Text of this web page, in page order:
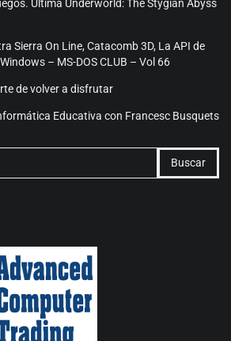
Ultima Underworld: The Stygian Abyss
Sierra On Line, Catacomb 3D, La API de
– MS-DOS CLUB – Vol 66
de volver a disfrutar
Educativa con Francesc Busquets